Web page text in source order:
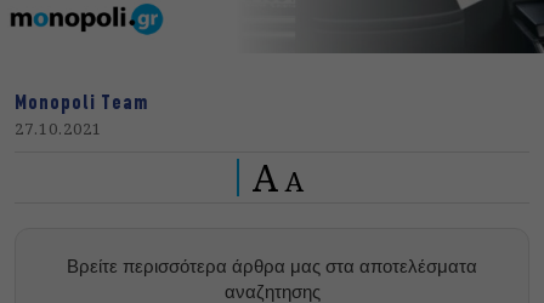
Monopoli Team
27.10.2021
A A
Βρείτε περισσότερα άρθρα μας στα αποτελέσματα
αναζητησης